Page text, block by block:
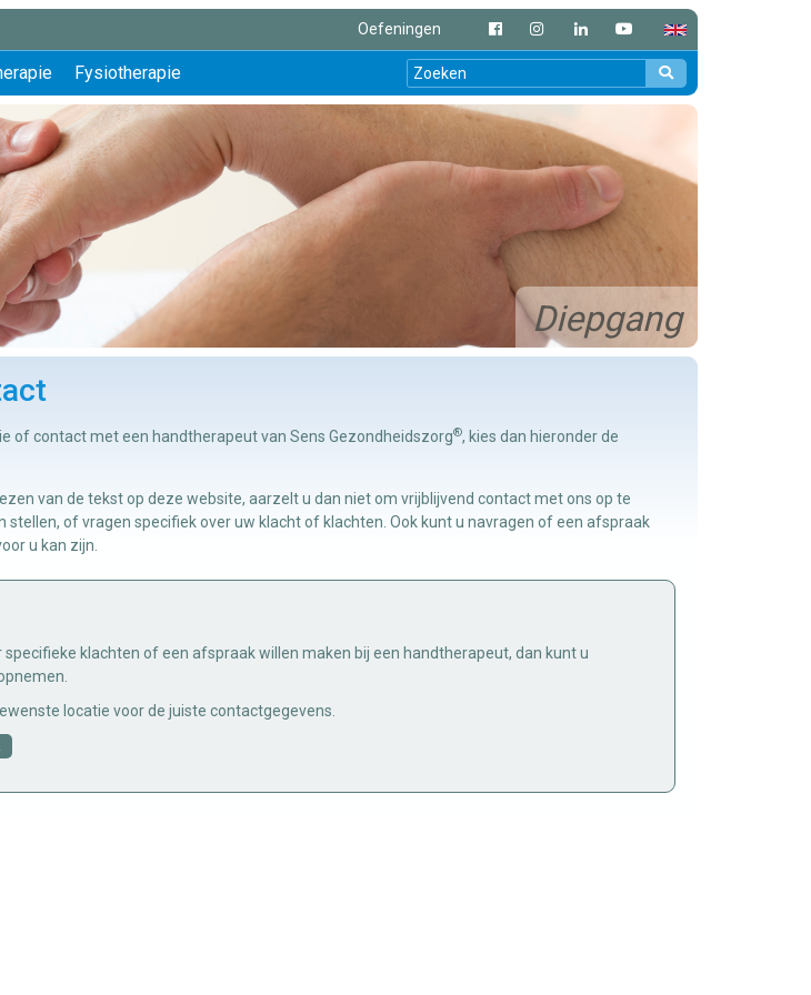
Oefeningen
Fysiotherapie
Diepgang
of contact met een handtherapeut van Sens Gezondheidszorg®, kies dan hieronder de
van de tekst op deze website, aarzelt u dan niet om vrijblijvend contact met ons op te
stellen, of vragen specifiek over uw klacht of klachten. Ook kunt u navragen of een afspraak
u kan zijn.
specifieke klachten of een afspraak willen maken bij een handtherapeut, dan kunt u
locatie voor de juiste contactgegevens.